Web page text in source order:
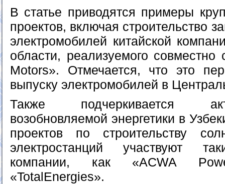
В статье приводятся примеры
проектов, включая строительство
электромобилей китайской
области, реализуемого
Motors». Отмечается, что это
выпуску электромобилей в
Также подчеркивается
возобновляемой энергетики в
проектов по строительству
электростанций участвуют
компании, как «ACWA
«TotalEnergies».